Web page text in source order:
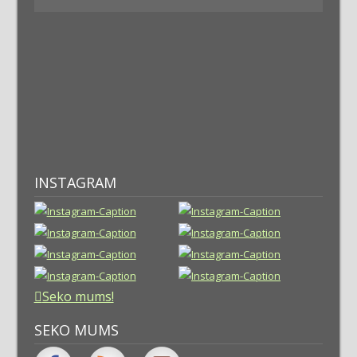
INSTAGRAM
Seko mums!
SEKO MUMS